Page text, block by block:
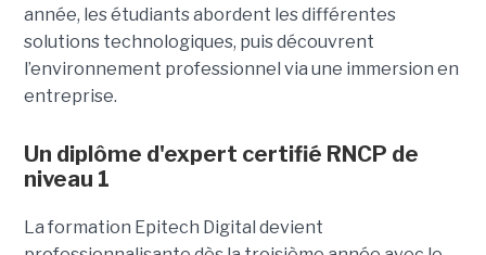
année, les étudiants abordent les différentes
solutions technologiques, puis découvrent
l’environnement professionnel via une immersion en
entreprise.
Un diplôme d'expert certifié RNCP de
niveau 1
La formation Epitech Digital devient